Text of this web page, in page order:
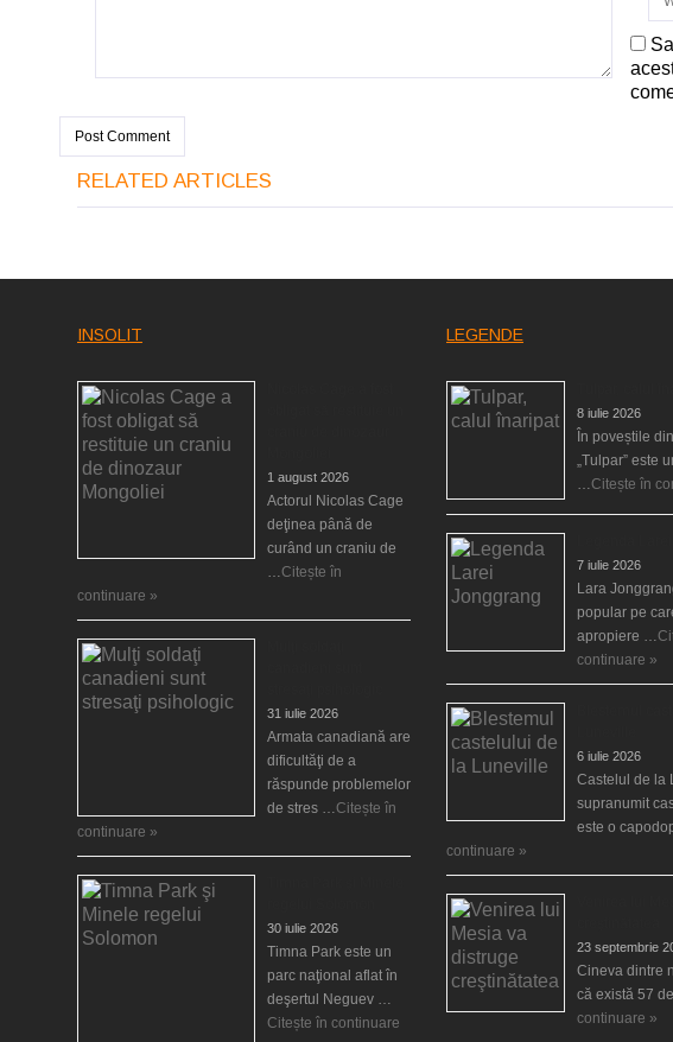
RELATED ARTICLES
INSOLIT
1 august 2026
Actorul Nicolas Cage
deţinea până de
curând un craniu de
…Citește în
continuare »
31 iulie 2026
Armata canadiană are
dificultăţi de a
răspunde problemelor
de stres …Citește în
continuare »
30 iulie 2026
Timna Park este un
parc naţional aflat în
deşertul Neguev …
Citește în continuare
LEGENDE
8 iulie 2026
În poveștile
„Tulpar” este
…Citește în
7 iulie 2026
Lara
popular pe
apropiere …
continuare »
6 iulie 2026
Castelul de la
supranumit
este o
continuare »
23 septembrie
Cineva dintre
că există 57
continuare »